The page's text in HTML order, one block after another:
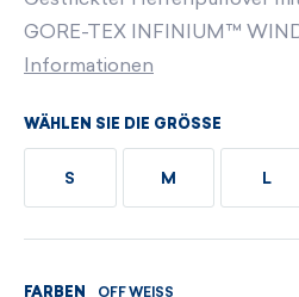
GORE-TEX INFINIUM™
Informationen
WÄHLEN SIE DIE GRÖSSE
S M L
FARBEN OFF WEISS